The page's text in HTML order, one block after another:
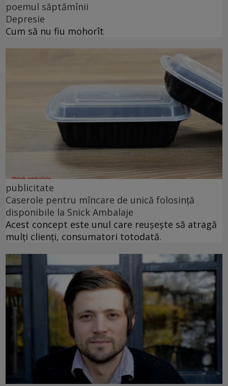
poemul săptămînii
Depresie
Cum să nu fiu mohorît
publicitate
Caserole pentru mîncare de unică folosință
disponibile la Snick Ambalaje
Acest concept este unul care reușește să atragă
mulți clienți, consumatori totodată.